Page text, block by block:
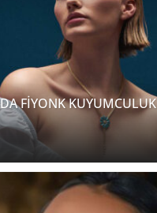
FİYONK KUYUMCULUK